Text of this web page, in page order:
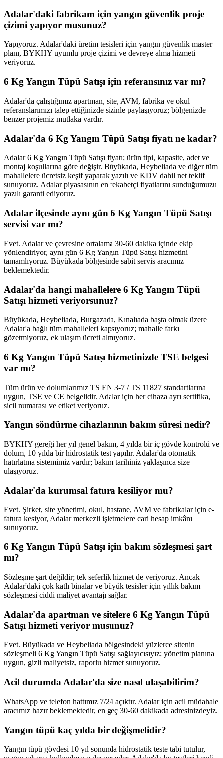
Adalar'daki fabrikam için yangın güvenlik proje
çizimi yapıyor musunuz?
Yapıyoruz. Adalar'daki üretim tesisleri için yangın güvenlik master
planı, BYKHY uyumlu proje çizimi ve devreye alma hizmeti
veriyoruz.
6 Kg Yangın Tüpü Satışı için referansınız var mı?
Adalar'da çalıştığımız apartman, site, AVM, fabrika ve okul
referanslarımızı talep ettiğinizde sizinle paylaşıyoruz; bölgenizde
benzer projemiz mutlaka vardır.
Adalar'da 6 Kg Yangın Tüpü Satışı fiyatı ne kadar?
Adalar 6 Kg Yangın Tüpü Satışı fiyatı; ürün tipi, kapasite, adet ve
montaj koşullarına göre değişir. Büyükada, Heybeliada ve diğer tüm
mahallelere ücretsiz keşif yaparak yazılı ve KDV dahil net teklif
sunuyoruz. Adalar piyasasının en rekabetçi fiyatlarını sunduğumuzu
yazılı garanti ediyoruz.
Adalar ilçesinde aynı gün 6 Kg Yangın Tüpü Satışı
servisi var mı?
Evet. Adalar ve çevresine ortalama 30-60 dakika içinde ekip
yönlendiriyor, aynı gün 6 Kg Yangın Tüpü Satışı hizmetini
tamamlıyoruz. Büyükada bölgesinde sabit servis aracımız
beklemektedir.
Adalar'da hangi mahallelere 6 Kg Yangın Tüpü
Satışı hizmeti veriyorsunuz?
Büyükada, Heybeliada, Burgazada, Kınalıada başta olmak üzere
Adalar'a bağlı tüm mahalleleri kapsıyoruz; mahalle farkı
gözetmiyoruz, ek ulaşım ücreti almıyoruz.
6 Kg Yangın Tüpü Satışı hizmetinizde TSE belgesi
var mı?
Tüm ürün ve dolumlarımız TS EN 3-7 / TS 11827 standartlarına
uygun, TSE ve CE belgelidir. Adalar için her cihaza ayrı sertifika,
sicil numarası ve etiket veriyoruz.
Yangın söndürme cihazlarının bakım süresi nedir?
BYKHY gereği her yıl genel bakım, 4 yılda bir iç gövde kontrolü ve
dolum, 10 yılda bir hidrostatik test yapılır. Adalar'da otomatik
hatırlatma sistemimiz vardır; bakım tarihiniz yaklaşınca size
ulaşıyoruz.
Adalar'da kurumsal fatura kesiliyor mu?
Evet. Şirket, site yönetimi, okul, hastane, AVM ve fabrikalar için e-
fatura kesiyor, Adalar merkezli işletmelere cari hesap imkânı
sunuyoruz.
6 Kg Yangın Tüpü Satışı için bakım sözleşmesi şart
mı?
Sözleşme şart değildir; tek seferlik hizmet de veriyoruz. Ancak
Adalar'daki çok katlı binalar ve büyük tesisler için yıllık bakım
sözleşmesi ciddi maliyet avantajı sağlar.
Adalar'da apartman ve sitelere 6 Kg Yangın Tüpü
Satışı hizmeti veriyor musunuz?
Evet. Büyükada ve Heybeliada bölgesindeki yüzlerce sitenin
sözleşmeli 6 Kg Yangın Tüpü Satışı sağlayıcısıyız; yönetim planına
uygun, gizli maliyetsiz, raporlu hizmet sunuyoruz.
Acil durumda Adalar'da size nasıl ulaşabilirim?
WhatsApp ve telefon hattımız 7/24 açıktır. Adalar için acil müdahale
aracımız hazır beklemektedir, en geç 30-60 dakikada adresinizdeyiz.
Yangın tüpü kaç yılda bir değişmelidir?
Yangın tüpü gövdesi 10 yıl sonunda hidrostatik teste tabi tutulur,